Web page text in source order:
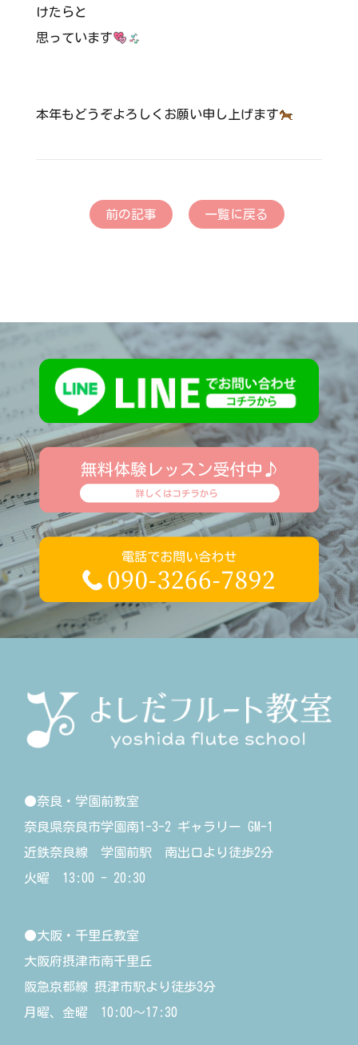
けたらと
思っています
本年もどうぞよろしくお願い申し上げます
前の記事 一覧に戻る
●奈良・学園前教室
奈良県奈良市学園南1-3-2 ギャラリー GM-1
近鉄奈良線 学園前駅 南出口より徒歩2分
火曜 13:00 - 20:30
●大阪・千里丘教室
大阪府摂津市南千里丘
阪急京都線 摂津市駅より徒歩3分
月曜、金曜 10:00〜17:30